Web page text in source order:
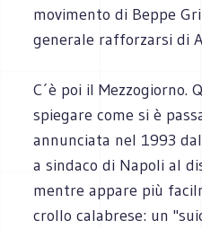
movimento di Beppe
generale rafforzarsi di
C´è poi il Mezzogiorno.
spiegare come si è
annunciata nel 1993
a sindaco di Napoli al
mentre appare più
crollo calabrese: un